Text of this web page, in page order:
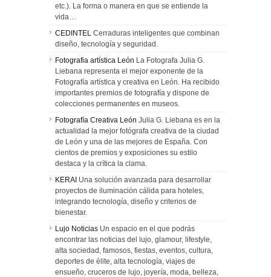
etc.). La forma o manera en que se entiende la
vida…
CEDINTEL Cerraduras inteligentes que combinan
diseño, tecnología y seguridad.
Fotografia artística León La Fotografa Julia G.
Liebana representa el mejor exponente de la
Fotografía artística y creativa en León. Ha recibido
importantes premios de fotografía y dispone de
colecciones permanentes en museos.
Fotografía Creativa León Julia G. Liebana es en la
actualidad la mejor fotógrafa creativa de la ciudad
de León y una de las mejores de España. Con
cientos de premios y exposiciones su estilo
destaca y la crítica la clama.
KERAI Una solución avanzada para desarrollar
proyectos de iluminación cálida para hoteles,
integrando tecnología, diseño y criterios de
bienestar.
Lujo Noticias Un espacio en el que podrás
encontrar las noticias del lujo, glamour, lifestyle,
alta sociedad, famosos, fiestas, eventos, cultura,
deportes de élite, alta tecnología, viajes de
ensueño, cruceros de lujo, joyería, moda, belleza,